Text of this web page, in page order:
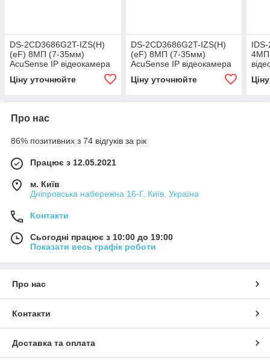
DS-2CD3686G2T-IZS(H)
(eF) 8МП (7-35мм)
AcuSense IP відеокамера
Ціну уточнюйте
DS-2CD3686G2T-IZS(H)
(eF) 8МП (7-35мм)
AcuSense IP відеокамера
Ціну уточнюйте
4МП
Про нас
86% позитивних з 74 відгуків за рік
Працює з 12.05.2021
м. Київ
Дніпровська набережна 16-Г, Київ, Україна
Контакти
Сьогодні працює з 10:00 до 19:00
Показати весь графік роботи
Про нас
Контакти
Доставка та оплата